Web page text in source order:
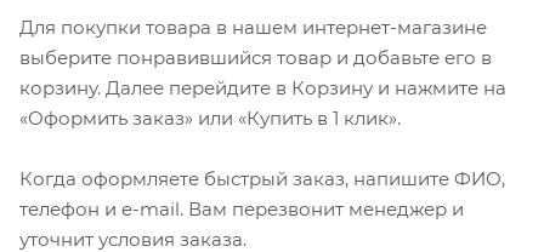
Для покупки товара в нашем интернет-магазине
выберите понравившийся товар и добавьте его в
корзину. Далее перейдите в Корзину и нажмите на
«Оформить заказ» или «Купить в 1 клик».
Когда оформляете быстрый заказ, напишите ФИО,
телефон и e-mail. Вам перезвонит менеджер и
уточнит условия заказа.